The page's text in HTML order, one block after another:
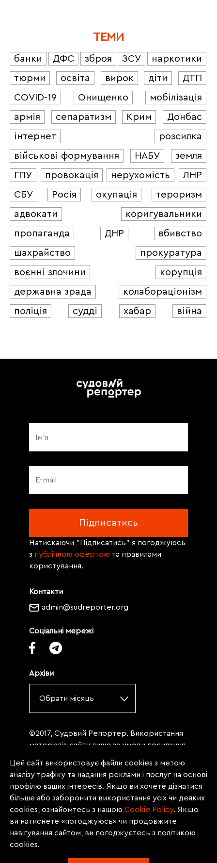
ТЕМИ
банки ДФС зброя ЗСУ
наркотики
тюрми
освіта вирок діти
ДТП
COVID-19
Онищенко
мобілізація
армія
сепаратизм Крим
Донбас
інтернет
розсилка
військові формування
НАБУ
земля
ГПУ
провокація нерухомість
ЛНР
СБУ
Росія окупація
тероризм
адвокати
коригувальники
пропаганда
ДНР
вбивство
шахрайство
прокуратура
воєнні злочини
корупція
державна зрада
колабораціонізм
поліція
судді хабар війна
Контакти
admin@sudreporter.org
Соціальні мережі
Архіви
Обрати місяць
Натискаючи "Підписатись" я погоджуюсь
з публічною офертою та правилами
користування.
©2017, Судовий Репортер. Використання
матеріалів сайту лише за умови посилання
«Судовий репортер» не нижче третього
абзацу. Матеріали, щодо яких міститься
заборона на повну републікацію
(передрук, копіювання, відтворення або
інше використання), заборонено
передруковувати без згоди редакції.
Матеріали з позначкою PROMOTED, ЗА
Цей сайт використовує файли cookies з метою
аналізу трафіку та надання реклами і послуг на основі
профілю ваших інтересів. Якщо ви хочете дізнатися
більше або заборонити використання усіх чи деяких
cookies, ознайомтесь з нашою Сookie Policy. Якщо
ви натиснете «погоджуюсь» чи продовжите
навігування сайтом, ви погоджуєтесь з політикою
cookies.